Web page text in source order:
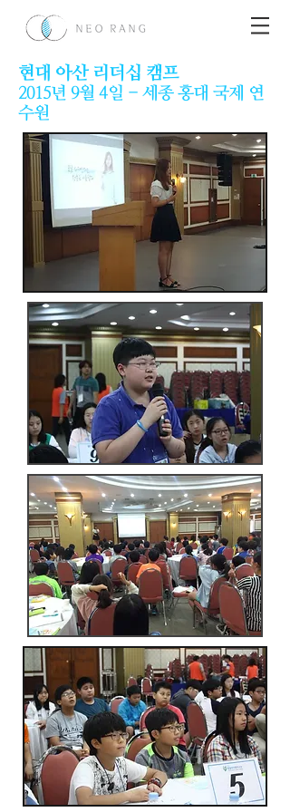
현대 아산 리더십 캠프
2015년 9월 4일 - 세종 홍대 국제 연
수원